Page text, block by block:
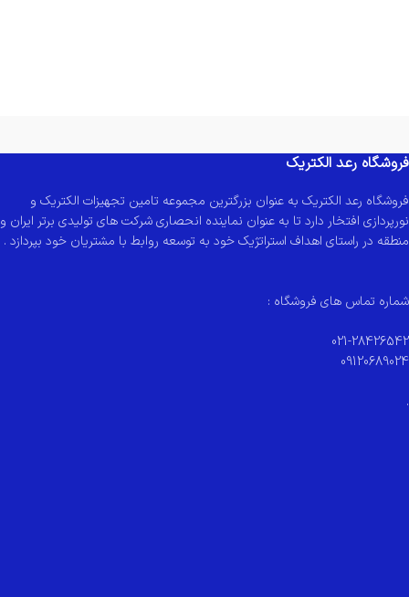
فروشگاه رعد الکتریک
فروشگاه رعد الکتریک به عنوان بزرگترین مجموعه تامین تجهیزات الکتریک و
نورپردازی افتخار دارد تا به عنوان نماینده انحصاری شرکت های تولیدی برتر ایران و
منطقه در راستای اهداف استراتژیک خود به توسعه روابط با مشتریان خود بپردازد .
شماره تماس های فروشگاه :
021-28426542
09120689024
.